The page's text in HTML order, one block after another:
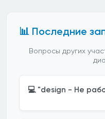
📊 Последние
Вопросы других
💻 "design - Не